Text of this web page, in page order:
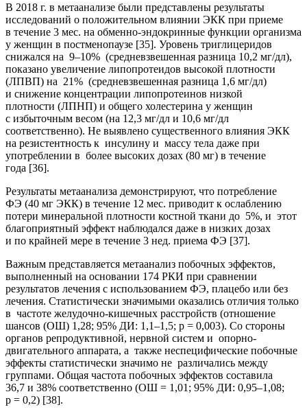
В 2018 г. в метаанализе были представлены результаты
исследований о положительном влиянии ЭКК при приеме
в течение 3 мес. на обменно-эндокринные функции организма
у женщин в постменопаузе [35]. Уровень триглицеридов
снижался на 9–10% (средневзвешенная разница 10,2 мг/дл),
показано увеличение липопротеидов высокой плотности
(ЛПВП) на 21% (средневзвешенная разница 1,6 мг/дл)
и снижение концентрации липопротеинов низкой
плотности (ЛПНП) и общего холестерина у женщин
с избыточным весом (на 12,3 мг/дл и 10,6 мг/дл
соответственно). Не выявлено существенного влияния ЭКК
на резистентность к инсулину и массу тела даже при
употреблении в более высоких дозах (80 мг) в течение
года [36].
Результаты метаанализа демонстрируют, что потребление
ФЭ (40 мг ЭКК) в течение 12 мес. приводит к ослаблению
потери минеральной плотности костной ткани до 5%, и этот
благоприятный эффект наблюдался даже в низких дозах
и по крайней мере в течение 3 нед. приема ФЭ [37].
Важным представляется метаанализ побочных эффектов,
выполненный на основании 174 РКИ при сравнении
результатов лечения с использованием ФЭ, плацебо или без
лечения. Статистически значимыми оказались отличия только
в частоте желудочно-кишечных расстройств (отношение
шансов (ОШ) 1,28; 95% ДИ: 1,1–1,5; р = 0,003). Со стороны
органов репродуктивной, нервной систем и опорно-
двигательного аппарата, а также неспецифические побочные
эффекты статистически значимо не различались между
группами. Общая частота побочных эффектов составила
36,7 и 38% соответственно (ОШ = 1,01; 95% ДИ: 0,95–1,08;
p = 0,2) [38].